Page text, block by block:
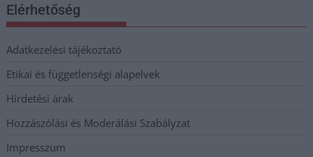
Elérhetőség
Adatkezelési tájékoztató
Etikai és függetlenségi alapelvek
Hirdetési árak
Hozzászólási és Moderálási Szabályzat
Impresszum